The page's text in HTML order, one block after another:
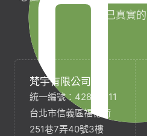
自己真實
梵宇有限公司
統一編號：42854211
台北市信義區福德街
251巷7弄40號3樓